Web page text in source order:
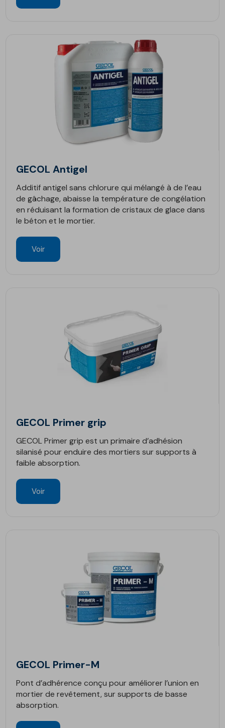
GECOL Antigel
Additif antigel sans chlorure qui mélangé à de l’eau
de gâchage, abaisse la température de congélation
en réduisant la formation de cristaux de glace dans
le béton et le mortier.
Voir
GECOL Primer grip
GECOL Primer grip est un primaire d’adhésion
silanisé pour enduire des mortiers sur supports à
faible absorption.
Voir
GECOL Primer-M
Pont d’adhérence conçu pour améliorer l’union en
mortier de revêtement, sur supports de basse
absorption.